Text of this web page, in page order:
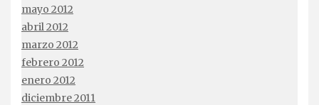
mayo 2012
abril 2012
marzo 2012
febrero 2012
enero 2012
diciembre 2011